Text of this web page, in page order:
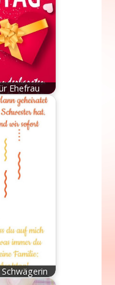
Ehefrau